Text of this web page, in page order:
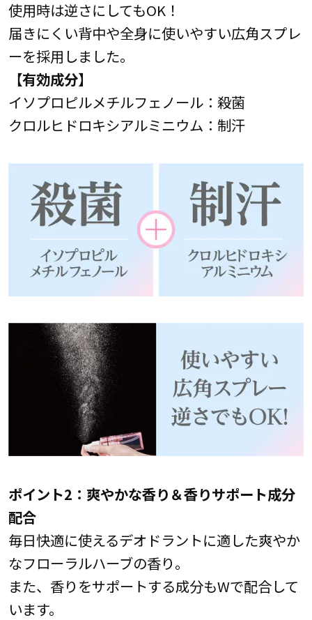
使用時は逆さにしてもOK！
届きにくい背中や全身に使いやすい広角スプレ
ーを採用しました。
【有効成分】
イソプロピルメチルフェノール：殺菌
クロルヒドロキシアルミニウム：制汗
ポイント2：爽やかな香り＆香りサポート成分
配合
毎日快適に使えるデオドラントに適した爽やか
なフローラルハーブの香り。
また、香りをサポートする成分もWで配合して
います。